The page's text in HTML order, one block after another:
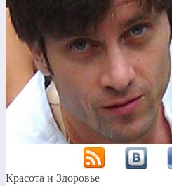
Красота и Здоровье